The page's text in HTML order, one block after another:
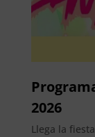
2026
Llega la